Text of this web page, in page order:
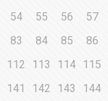
54 55 56 57
83 84 85 86
112 113 114 115
141 142 143 144